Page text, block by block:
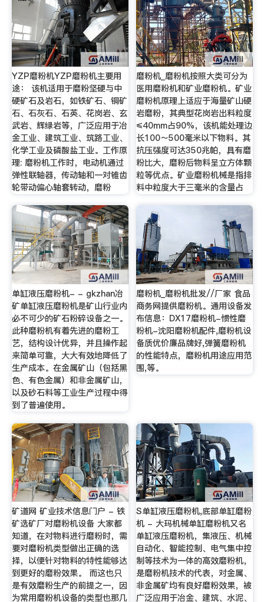
YZP磨粉机YZP磨粉机主要用
途： 该机适用于磨粉坚硬与中
硬矿石及岩石，如铁矿石、铜矿
石、石灰石、石英、花岗岩、玄
武岩、辉绿岩等，广泛应用于冶
金工业、建筑工业、筑路工业、
化学工业及磷酸盐工业。工作原
理: 磨粉机工作时，电动机通过
弹性联轴器，传动轴和一对锥齿
轮带动偏心轴套转动，磨粉
磨粉机_磨粉机按照大类可分为
医用磨粉机和矿业磨粉机。矿业
磨粉机原理上适应于海量矿山硬
岩磨粉，其典型花岗岩出料粒度
≤40mm占90%，该机能处理边
长100～500毫米以下物料。其
抗压强度可达350兆帕，具有磨
粉比大，磨粉后物料呈立方体颗
粒等优点。矿业磨粉机械是指排
料中粒度大于三毫米的含量占
单缸液压磨粉机- - gkzhan冶
矿单缸液压磨粉机是矿山行业内
必不可少的矿石粉碎设备之一。
此种磨粉机有着先进的磨粉工
艺，结构设计优异，并且操作起
来简单可靠，大大有效地降低了
生产成本。在金属矿山（包括黑
色、有色金属）和非金属矿山，
以及砂石料等工业生产过程中得
到了普遍使用。
磨粉机_磨粉机批发//厂家 食品
商务网提供磨粉机。通用设备发
布信息：DX17磨粉机-惯性磨
粉机-沈阳磨粉机配件,磨粉机设
备质优价廉品牌好,弹簧磨粉机
的性能特点，磨粉机用途应用范
围,等。
矿道网 矿业技术信息门户 - 铁
矿选矿厂对磨粉机设备 大家都
知道，在对物料进行磨粉时，需
要对磨粉机类型做出正确的选
择，以便针对物料的特性能够达
到更好的磨粉效果。 而这也只
是有效磨粉生产的前提之一，因
为常用磨粉机设备的类型也那几
S单缸液压磨粉机,底部单缸磨粉
机 - 大玛机械单缸磨粉机又名
单缸液压磨粉机，集液压、机械
自动化、智能控制、电气集中控
制等技术为一体的高效磨粉机，
是磨粉机技术的代表，对金属、
非金属矿均有良好磨粉效果，被
广泛应用于冶金、建筑、水泥、